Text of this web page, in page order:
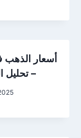
– تحليل